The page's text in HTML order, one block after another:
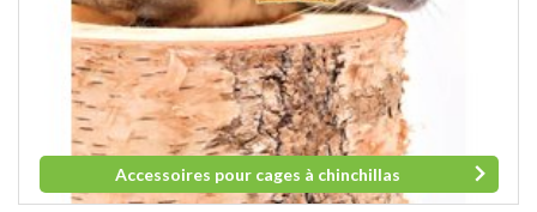
Accessoires pour cages à chinchillas